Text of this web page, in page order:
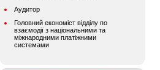
Аудитор
Головний економіст відділу по
взаємодії з національними та
міжнародними платіжними
системами